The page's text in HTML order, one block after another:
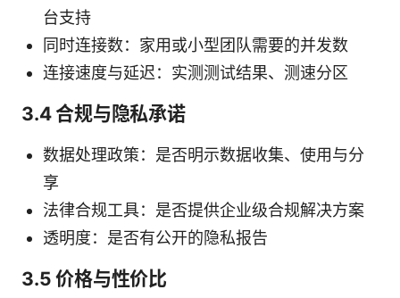
台支持
同时连接数：家用或小型团队需要的并发数
连接速度与延迟：实测测试结果、测速分区
3.4 合规与隐私承诺
数据处理政策：是否明示数据收集、使用与分
享
法律合规工具：是否提供企业级合规解决方案
透明度：是否有公开的隐私报告
3.5 价格与性价比